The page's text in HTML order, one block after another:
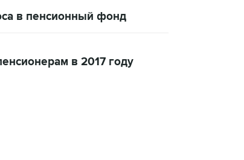
в пенсионный фонд
в 2017 году